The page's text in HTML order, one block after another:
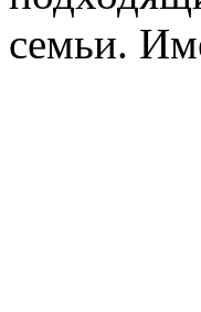
семьи.